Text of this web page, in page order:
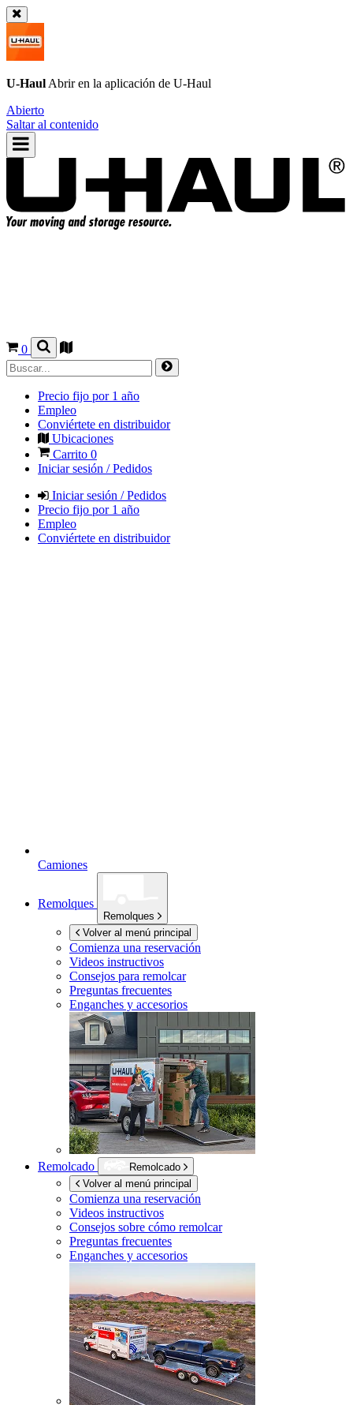
U-Haul Abrir en la aplicación de U-Haul
Abierto
Saltar al contenido
0
Precio fijo por 1 año
Empleo
Conviértete en distribuidor
Ubicaciones
Carrito 0
Iniciar sesión / Pedidos
Iniciar sesión / Pedidos
Precio fijo por 1 año
Empleo
Conviértete en distribuidor
Camiones
Remolques
Remolques
Volver al menú principal
Comienza una reservación
Videos instructivos
Consejos para remolcar
Preguntas frecuentes
Enganches y accesorios
Remolcado
Remolcado
Volver al menú principal
Comienza una reservación
Videos instructivos
Consejos sobre cómo remolcar
Preguntas frecuentes
Enganches y accesorios